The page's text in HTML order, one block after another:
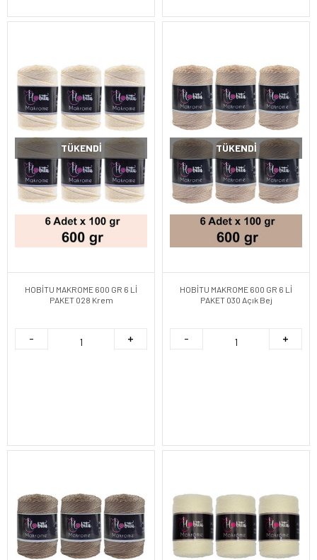
TÜKENDI
HOBİTU MAKROME 600 GR 6 Lİ
PAKET 028 Krem
TÜKENDI
HOBİTU MAKROME 600 GR 6 Lİ
PAKET 030 Açık Bej